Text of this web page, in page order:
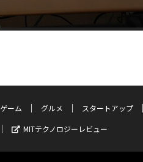
ゲーム グルメ スタートアップ
MITテクノロジーレビュー